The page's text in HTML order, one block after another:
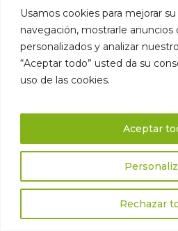
Usamos cookies para mejorar
navegación, mostrarle anuncios
personalizados y analizar
“Aceptar todo” usted da su
uso de las cookies.
Rechazar
Aceptar
200 km si se hace en
sellos pueden
iglesias, ayuntamientos,
restaurantes y otros
lo largo del Camino
La Compostela, por su
certificado que
completado la
Santiago. Este
el Cabildo de la
tiene sus orígenes en